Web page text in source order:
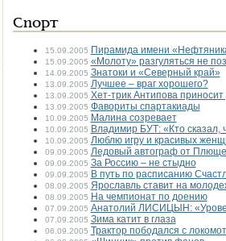
Спорт
15.09.2005 Пирамида имени
15.09.2005 «Молоту» разгуляться не
14.09.2005 Знатоки и «Северный край»
13.09.2005 Лучшее – враг хорошего?
13.09.2005 Хет-трик Антипова приносит
13.09.2005 Фавориты спартакиады
10.09.2005 Малина созревает
10.09.2005 Владимир БУТ: «Кто сказал,
10.09.2005 Люблю игру и красивых
09.09.2005 Ледовый автограф от
09.09.2005 За Россию – не стыдно
09.09.2005 В путь по расписанию
08.09.2005 Ярославль ставит на
08.09.2005 На чемпионат по доению
07.09.2005 Анатолий ЛИСИЦЫН:
07.09.2005 Зима катит в глаза
06.09.2005 Трактор пободался с